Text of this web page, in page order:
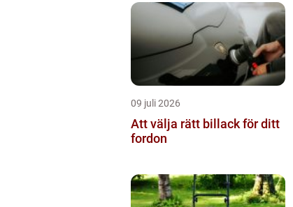
09 juli 2026
Att välja rätt billack för ditt
fordon